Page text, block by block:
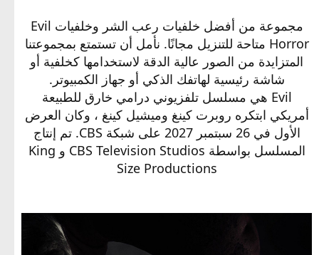
مجموعة من أفضل خلفيات رعب الشر وخلفيات Evil
Horror متاحة للتنزيل مجانًا. نأمل أن تستمتع بمجموعتنا
المتزايدة من الصور عالية الدقة لاستخدامها كخلفية أو
شاشة رئيسية لهاتفك الذكي أو جهاز الكمبيوتر.
Evil هي مسلسل تلفزيوني درامي خارق للطبيعة
أمريكي ابتكره روبرت كينغ وميشيل كينغ ، وكان العرض
الأول في 26 سبتمبر 2027 على شبكة CBS. تم إنتاج
المسلسل بواسطة CBS Television Studios و King
Size Productions